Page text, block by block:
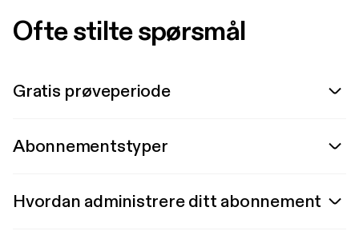
Ofte stilte spørsmål
Gratis prøveperiode
Abonnementstyper
Hvordan administrere ditt abonnement